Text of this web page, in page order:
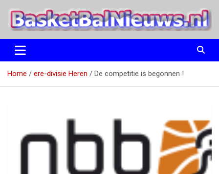
naar
BasketBalNieuws.nl
Etten
Home ere-divisie Heren De competitie is begonnen !